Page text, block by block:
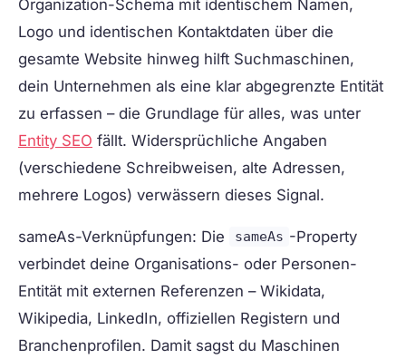
Organization-Schema mit identischem Namen,
Logo und identischen Kontaktdaten über die
gesamte Website hinweg hilft Suchmaschinen,
dein Unternehmen als eine klar abgegrenzte Entität
zu erfassen – die Grundlage für alles, was unter
Entity SEO fällt. Widersprüchliche Angaben
(verschiedene Schreibweisen, alte Adressen,
mehrere Logos) verwässern dieses Signal.
sameAs-Verknüpfungen: Die sameAs -Property
verbindet deine Organisations- oder Personen-
Entität mit externen Referenzen – Wikidata,
Wikipedia, LinkedIn, offiziellen Registern und
Branchenprofilen. Damit sagst du Maschinen